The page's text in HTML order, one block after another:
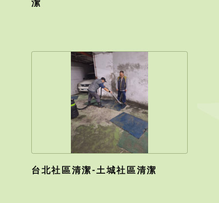
潔
台北社區清潔-土城社區清潔